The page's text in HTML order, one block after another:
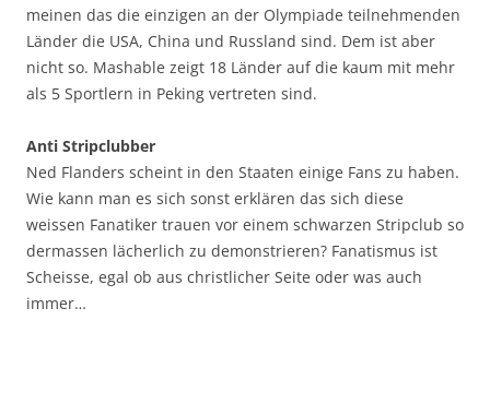
meinen das die einzigen an der Olympiade teilnehmenden
Länder die USA, China und Russland sind. Dem ist aber
nicht so. Mashable zeigt 18 Länder auf die kaum mit mehr
als 5 Sportlern in Peking vertreten sind.
Anti Stripclubber
Ned Flanders scheint in den Staaten einige Fans zu haben.
Wie kann man es sich sonst erklären das sich diese
weissen Fanatiker trauen vor einem schwarzen Stripclub so
dermassen lächerlich zu demonstrieren? Fanatismus ist
Scheisse, egal ob aus christlicher Seite oder was auch
immer…